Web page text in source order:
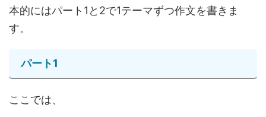
本的にはパート1と2で1テーマずつ作文を書きま
す。
パート1
ここでは、